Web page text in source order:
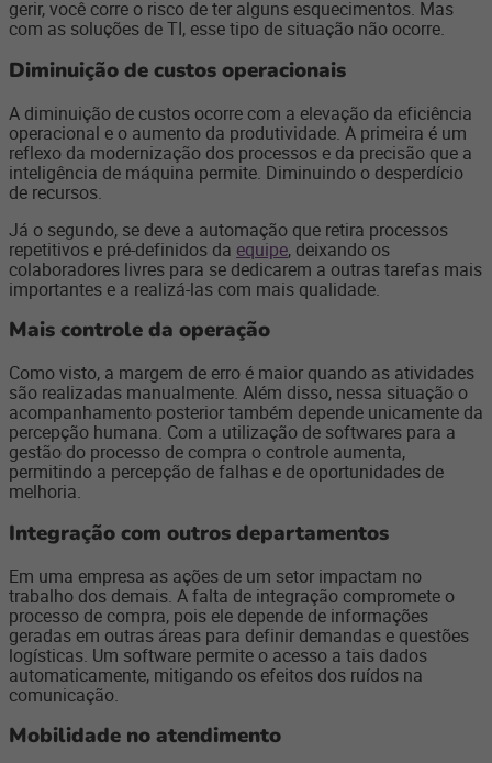
gerir, você corre o risco de ter alguns esquecimentos. Mas
com as soluções de TI, esse tipo de situação não ocorre.
Diminuição de custos operacionais
A diminuição de custos ocorre com a elevação da eficiência
operacional e o aumento da produtividade. A primeira é um
reflexo da modernização dos processos e da precisão que a
inteligência de máquina permite. Diminuindo o desperdício
de recursos.
Já o segundo, se deve a automação que retira processos
repetitivos e pré-definidos da equipe, deixando os
colaboradores livres para se dedicarem a outras tarefas mais
importantes e a realizá-las com mais qualidade.
Mais controle da operação
Como visto, a margem de erro é maior quando as atividades
são realizadas manualmente. Além disso, nessa situação o
acompanhamento posterior também depende unicamente da
percepção humana. Com a utilização de softwares para a
gestão do processo de compra o controle aumenta,
permitindo a percepção de falhas e de oportunidades de
melhoria.
Integração com outros departamentos
Em uma empresa as ações de um setor impactam no
trabalho dos demais. A falta de integração compromete o
processo de compra, pois ele depende de informações
geradas em outras áreas para definir demandas e questões
logísticas. Um software permite o acesso a tais dados
automaticamente, mitigando os efeitos dos ruídos na
comunicação.
Mobilidade no atendimento